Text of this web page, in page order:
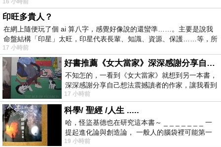
16 小時前
印旺多貴人？
在網上隨便玩了個 ai 算八字，感覺好像說的還蠻準……。主要是說我
命盤結構「印星」太旺，印星代表長輩、知識、資源、保護……等，所
17 小時前
好書推薦《女大當家》深深感謝分享自己想法震撼讀者的作家，讓我看到不同樣貌的家庭！
不知怎的，一看到《女大當家》就想到另一本書，
深深感謝分享自己想法震撼讀者的作家，讓我看到
不同樣貌的家庭！ 《女大
17 小時前
科學/ 聖經 /人生 .....
哈，怪盜基德也在研究這本書～ _ _ _ _ _ _ _ 一
提起進化論與創造論， 一般人的腦袋裡可能第一
時間就有「 進化論很科
19 小時前